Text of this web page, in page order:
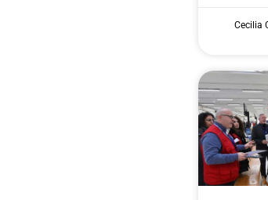
Cecilia